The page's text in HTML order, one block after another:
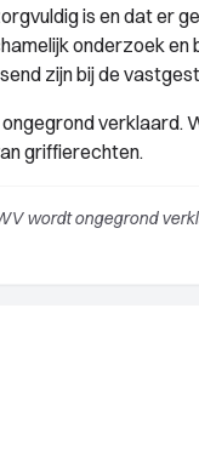
is en dat er
onderzoek en
zijn bij de
verklaard.
griffierechten.
wordt ongegrond